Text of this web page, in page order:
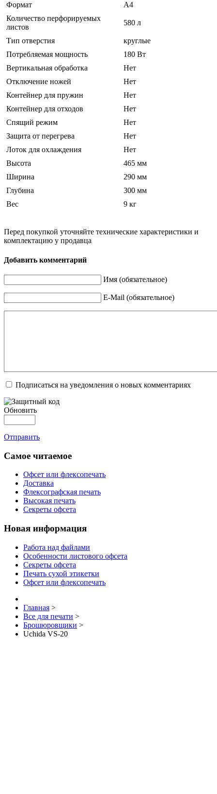
Формат
A4
Количество перфорируемых
листов
580 л
Тип отверстия
круглые
Потребляемая мощность
180 Вт
Вертикальная обработка
Нет
Отключение ножей
Нет
Контейнер для пружин
Нет
Контейнер для отходов
Нет
Спящий режим
Нет
Защита от перегрева
Нет
Лоток для охлаждения
Нет
Высота
465 мм
Ширина
290 мм
Глубина
300 мм
Вес
9 кг
Перед покупкой уточняйте технические характеристики и
комплектацию у продавца
Добавить комментарий
Имя (обязательное)
E-Mail (обязательное)
Подписаться на уведомления о новых комментариях
Обновить
Отправить
Самое читаемое
Офсет или флексопечать
Доставка
Флексографская печать
Высокая печать
Секреты офсета
Новая информация
Работа над файлами
Особенности листового офсета
Секреты офсета
Печать сухой этикетки
Офсет или флексопечать
Главная >
Все для печати >
Брошюровщики >
Uchida VS-20